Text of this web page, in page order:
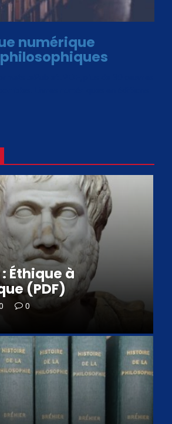
numérique
Éthique à
(PDF)
0